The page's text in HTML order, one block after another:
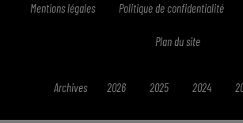
Mentions légales Politique de confidentialité
Plan du site
Archives 2026 2025 2024